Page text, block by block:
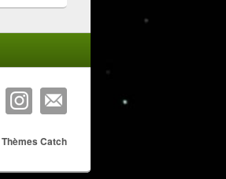
Thèmes Catch